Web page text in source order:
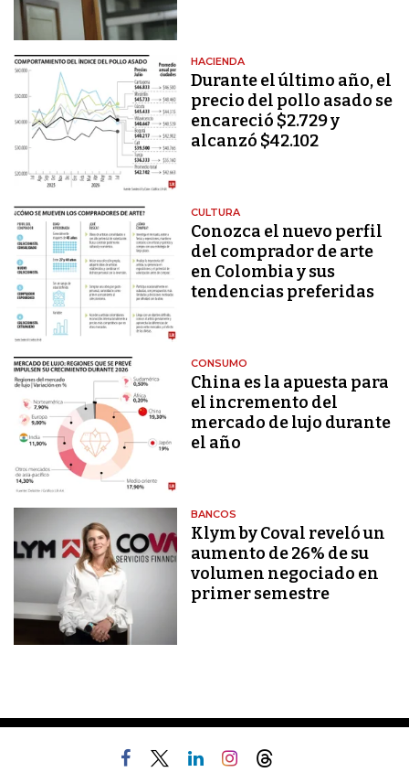
HACIENDA
Durante el último año, el
precio del pollo asado se
encareció $2.729 y
alcanzó $42.102
CULTURA
Conozca el nuevo perfil
del comprador de arte
en Colombia y sus
tendencias preferidas
CONSUMO
China es la apuesta para
el incremento del
mercado de lujo durante
el año
BANCOS
Klym by Coval reveló un
aumento de 26% de su
volumen negociado en
primer semestre